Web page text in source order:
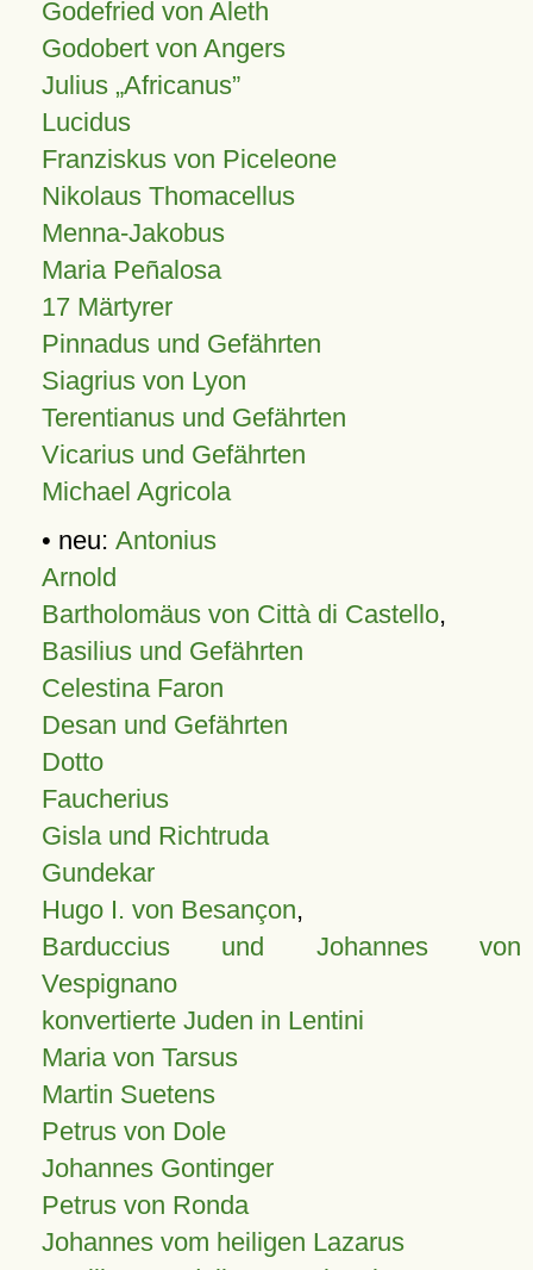
Godefried von Aleth
Godobert von Angers
Julius Africanus
Lucidus
Franziskus von Piceleone
Nikolaus Thomacellus
Menna-Jakobus
Maria Peñalosa
17 Märtyrer
Pinnadus und Gefährten
Siagrius von Lyon
Terentianus und Gefährten
Vicarius und Gefährten
Michael Agricola
• neu: Antonius
Arnold
Bartholomäus von Città di Castello,
Basilius und Gefährten
Celestina Faron
Desan und Gefährten
Dotto
Faucherius
Gisla und Richtruda
Gundekar
Hugo I. von Besançon,
Barduccius und Johannes von
Vespignano
konvertierte Juden in Lentini
Maria von Tarsus
Martin Suetens
Petrus von Dole
Johannes Gontinger
Petrus von Ronda
Johannes vom heiligen Lazarus